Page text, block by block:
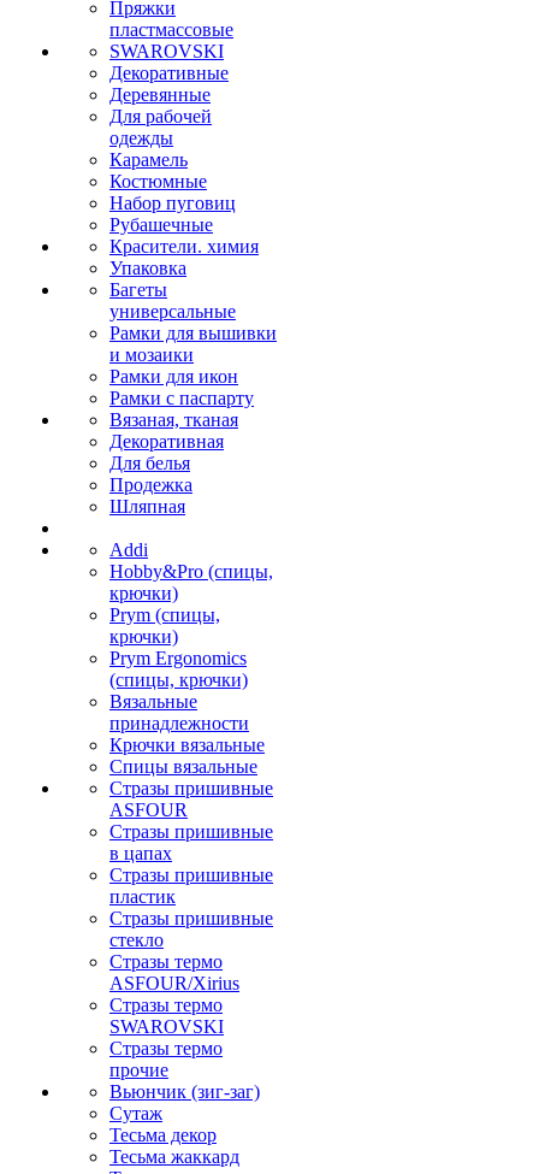
Пряжки
пластмассовые
SWAROVSKI
Декоративные
Деревянные
Для рабочей
одежды
Карамель
Костюмные
Набор пуговиц
Рубашечные
Красители. химия
Упаковка
Багеты
универсальные
Рамки для вышивки
и мозаики
Рамки для икон
Рамки с паспарту
Вязаная, тканая
Декоративная
Для белья
Продежка
Шляпная
Addi
Hobby&Pro (спицы,
крючки)
Prym (спицы,
крючки)
Prym Ergonomics
(спицы, крючки)
Вязальные
принадлежности
Крючки вязальные
Спицы вязальные
Стразы пришивные
ASFOUR
Стразы пришивные
в цапах
Стразы пришивные
пластик
Стразы пришивные
стекло
Стразы термо
ASFOUR/Xirius
Стразы термо
SWAROVSKI
Стразы термо
прочие
Вьюнчик (зиг-заг)
Сутаж
Тесьма декор
Тесьма жаккард